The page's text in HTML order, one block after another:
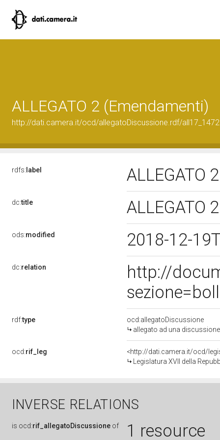
ALLEGATO 2 (Emendamenti)
http://dati.camera.it/ocd/allegatoDiscussione.rdf/
rdfs: label ALLEGATO
dc:title ALLEGATO
ods:modified 2018-12-
dc:relation
http://
rdf:type
ocd:allegatoDiscussione
allegato ad una discussione
ocd:rif_leg
<http://dati.camera.it/ocd/
Legislatura XVII della
INVERSE RELATIONS
is ocd:rif_allegatoDiscussione of 1 resource